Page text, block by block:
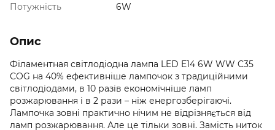
Потужність
6W
Опис
Філаментная світлодіодна лампа LED E14 6W WW C35
COG на 40% ефективніше лампочок з традиційними
світлодіодами, в 10 разів економічніше ламп
розжарювання і в 2 рази – ніж енергозберігаючі.
Лампочка зовні практично нічим не відрізняється від
ламп розжарювання. Але це тільки зовні. Замість ниток